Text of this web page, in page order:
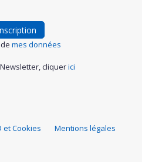
mes données
cliquerici
et Cookies Mentions légales